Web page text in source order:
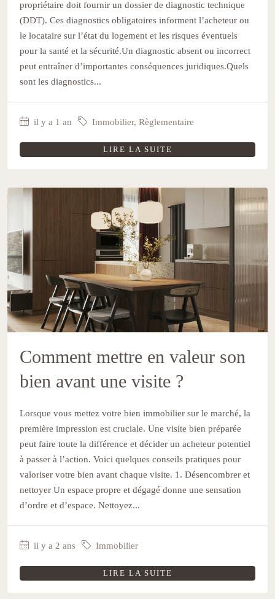
propriétaire doit fournir un dossier de diagnostic technique
(DDT). Ces diagnostics obligatoires informent l’acheteur ou
le locataire sur l’état du logement et les risques éventuels
pour la santé et la sécurité.Un diagnostic absent ou incorrect
peut entraîner d’importantes conséquences juridiques.Quels
sont les diagnostics...
il y a 1 an Immobilier, Règlementaire
LIRE LA SUITE
Comment mettre en valeur son
bien avant une visite ?
Lorsque vous mettez votre bien immobilier sur le marché, la
première impression est cruciale. Une visite bien préparée
peut faire toute la différence et décider un acheteur potentiel
à passer à l’action. Voici quelques conseils pratiques pour
valoriser votre bien avant chaque visite. 1. Désencombrer et
nettoyer Un espace propre et dégagé donne une sensation
d’ordre et d’espace. Nettoyez...
il y a 2 ans Immobilier
LIRE LA SUITE